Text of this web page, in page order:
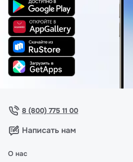
8 (800) 775 11 00
Написать нам
О нас